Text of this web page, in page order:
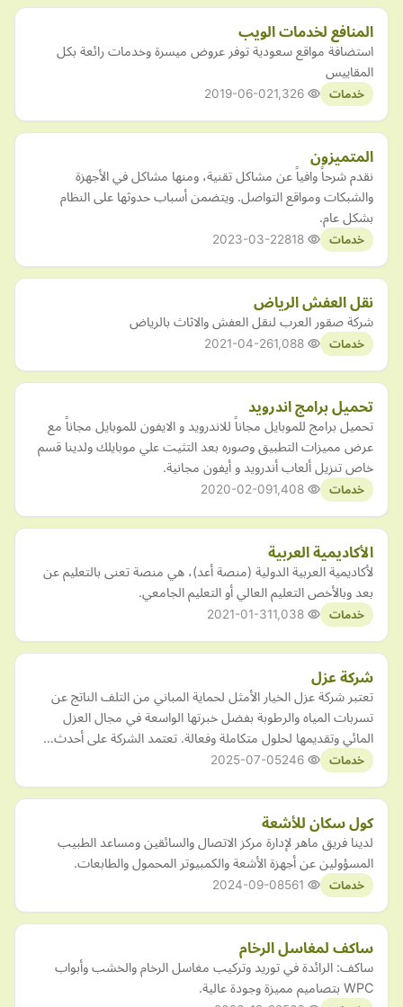
المنافع لخدمات الويب
استضافة مواقع سعودية توفر عروض ميسرة وخدمات رائعة بكل
المقاييس
خدمات 2019-06-02
المتميزون
نقدم شرحاً وافياً عن مشاكل تقنية، ومنها مشاكل في الأجهزة
والشبكات ومواقع التواصل. ويتضمن أسباب حدوثها على النظام
بشكل عام.
خدمات 2023-03-22
نقل العفش الرياض
شركة صقور العرب لنقل العفش والاثاث بالرياض
خدمات 2021-04-26
تحميل برامج اندرويد
تحميل برامج للموبايل مجاناً للاندرويد و الايفون للموبايل مجاناً مع
عرض مميزات التطبيق وصوره بعد التثيت علي موبايلك ولدينا قسم
خاص تنزيل ألعاب أندرويد و أيفون مجانية.
خدمات 2020-02-09
الأكاديمية العربية
لأكاديمية العربية الدولية (منصة أعد)، هي منصة تعنى بالتعليم عن
بعد وبالأخص التعليم العالي أو التعليم الجامعي.
خدمات 2021-01-31
شركة عزل
تعتبر شركة عزل الخيار الأمثل لحماية المباني من التلف الناتج عن
تسربات المياه والرطوبة بفضل خبرتها الواسعة في مجال العزل
المائي وتقديمها لحلول متكاملة وفعالة. تعتمد الشركة على أحدث…
خدمات 2025-07-05
كول سكان للأشعة
لدينا فريق ماهر لإدارة مركز الاتصال والسائقين ومساعد الطبيب
المسؤولين عن أجهزة الأشعة والكمبيوتر المحمول والطابعات.
خدمات 2024-09-08
ساكف لمغاسل الرخام
ساكف: الرائدة في توريد وتركيب مغاسل الرخام والخشب وأبواب
WPC بتصاميم مميزة وجودة عالية.